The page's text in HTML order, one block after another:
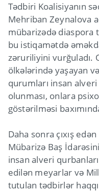
Tədbiri Koalisiyanın
Mehriban Zeynalova
mübarizədə diaspora
bu istiqamətdə
zəruriliyini vurğuladı.
ölkələrində yaşayan
qurumları insan
olunması, onlara
göstərilməsi
Daha sonra çıxış
Mübarizə Baş
insan alveri
edilən meyarlar və
tutulan tədbirlər